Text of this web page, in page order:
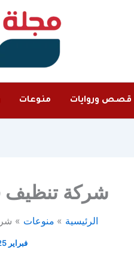
قصص وروايات منوعات
شركة تنظيف
الرئيسية منوعات
فبراير 25, 2026